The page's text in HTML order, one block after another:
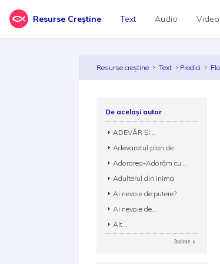
Resurse Creștine Text Audio Video
Resurse creștine Text Predici
De același autor
ADEVĂR ȘI...
Adevaratul plan de...
Adorarea-Adorăm cu...
Adulterul din inima
Ai nevoie de putere?
Ai nevoie de...
Alt...
Inainte